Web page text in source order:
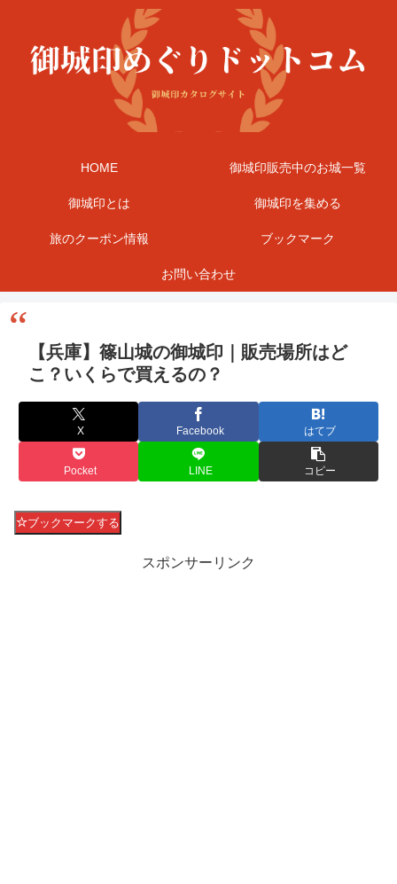
HOME 御城印販売中のお城一覧
御城印とは 御城印を集める
旅のクーポン情報 ブックマーク
お問い合わせ
【兵庫】篠山城の御城印｜販売場所はど
こ？いくらで買えるの？
X Facebook はてブ
Pocket LINE コピー
ブックマークする
スポンサーリンク